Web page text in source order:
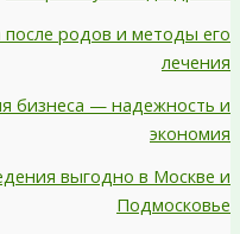
родов и методы его
лечения
бизнеса — надежность и
экономия
выгодно в Москве и
Подмосковье